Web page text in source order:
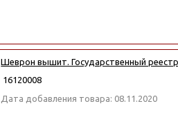
Шеврон вышит. Государственный
16120008
Дата добавления товара: 08.11.2020